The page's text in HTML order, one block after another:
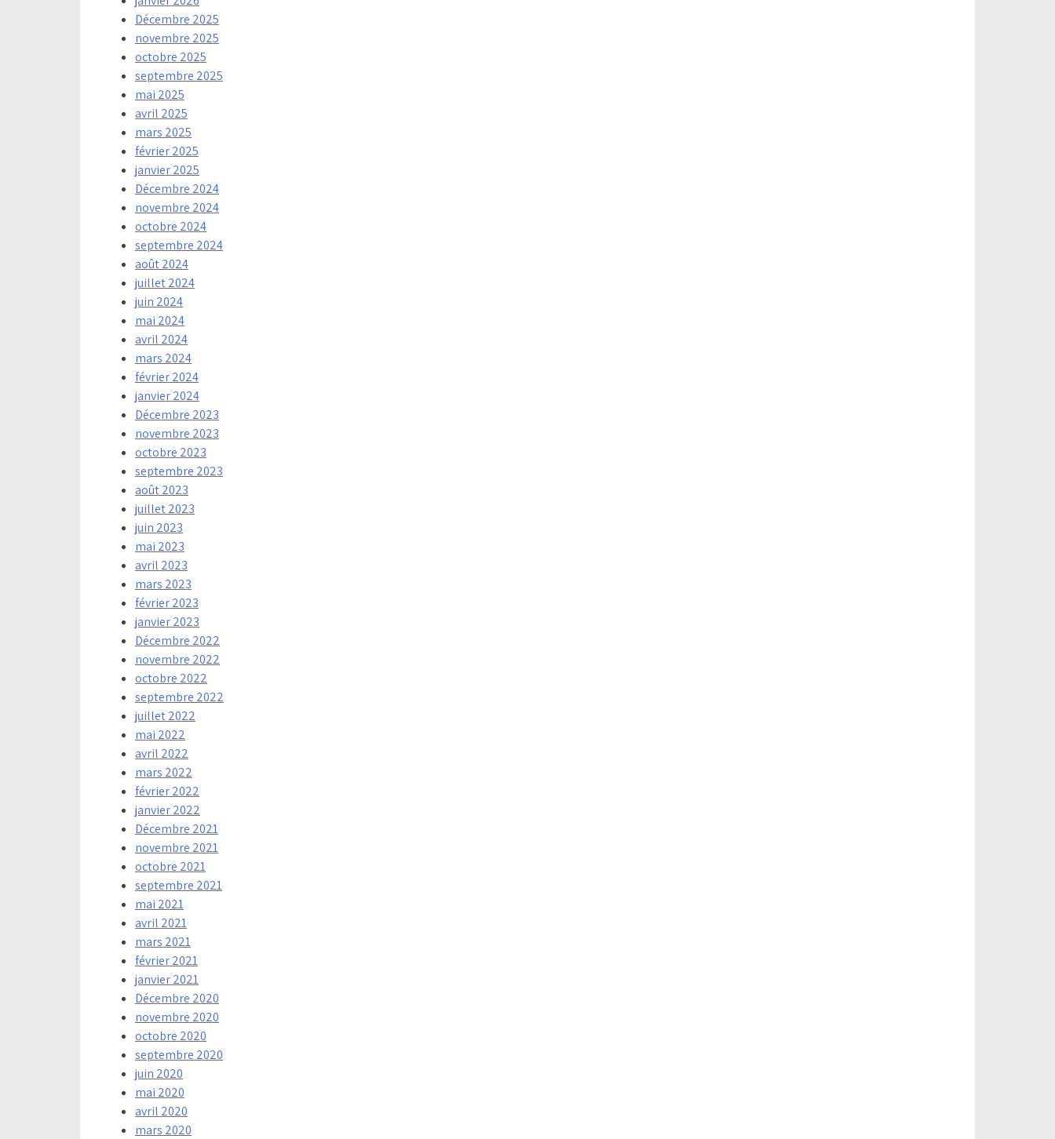
Décembre 2025
novembre 2025
octobre 2025
septembre 2025
mai 2025
avril 2025
mars 2025
février 2025
janvier 2025
Décembre 2024
novembre 2024
octobre 2024
septembre 2024
août 2024
juillet 2024
juin 2024
mai 2024
avril 2024
mars 2024
février 2024
janvier 2024
Décembre 2023
novembre 2023
octobre 2023
septembre 2023
août 2023
juillet 2023
juin 2023
mai 2023
avril 2023
mars 2023
février 2023
janvier 2023
Décembre 2022
novembre 2022
octobre 2022
septembre 2022
juillet 2022
mai 2022
avril 2022
mars 2022
février 2022
janvier 2022
Décembre 2021
novembre 2021
octobre 2021
septembre 2021
mai 2021
avril 2021
mars 2021
février 2021
janvier 2021
Décembre 2020
novembre 2020
octobre 2020
septembre 2020
juin 2020
mai 2020
avril 2020
mars 2020